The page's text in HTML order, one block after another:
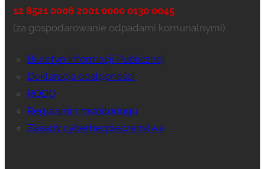
12 8521 0006 2001 0000 0130 0045
(za gospodarowanie odpadami komunalnymi)
Biuletyn Informacji Publicznej
Deklaracja dostępności
RODO
Regulamin monitoringu
Zasady cyberbezpieczeństwa